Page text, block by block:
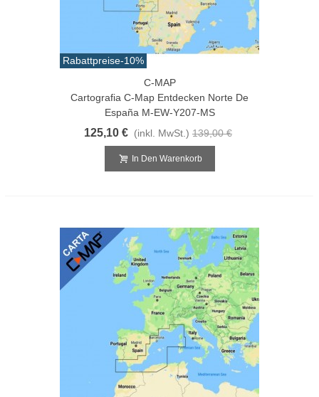
Rabattpreise-10%
C-MAP
Cartografia C-Map Entdecken Norte De
España M-EW-Y207-MS
125,10 € (inkl. MwSt.) 139,00 €
In Den Warenkorb